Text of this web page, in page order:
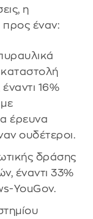
η
προς έναν:
16%
έρευνα
ουδέτεροι.
δράσης
έναντι 33%
YouGov.